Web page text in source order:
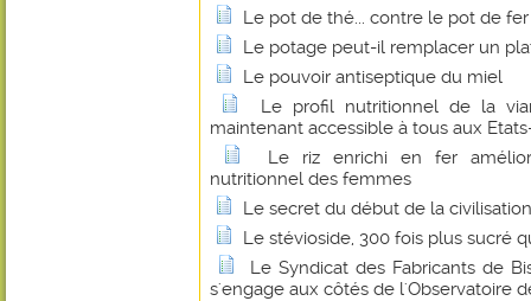
Le pot de thé... contre le pot de fer
Le potage peut-il remplacer un
Le pouvoir antiseptique du miel
Le profil nutritionnel de la
maintenant accessible à tous aux
Le riz enrichi en fer
nutritionnel des femmes
Le secret du début de la
Le stévioside, 300 fois plus sucré
Le Syndicat des Fabricants de
s'engage aux côtés de l'Observatoire